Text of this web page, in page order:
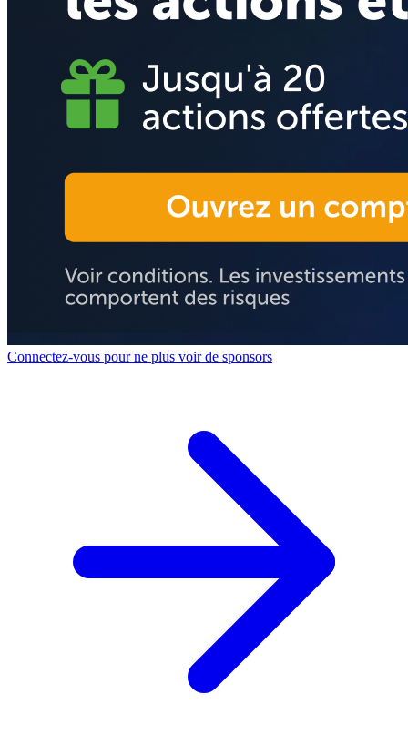
Connectez-vous pour ne plus voir de sponsors